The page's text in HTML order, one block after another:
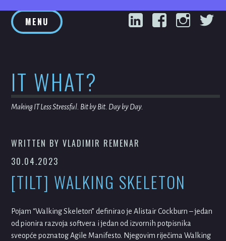
to
content
LinkedInFacebook
MENU
IT WHAT?
Making IT Less Stressful. Bit by Bit. Day by Day.
WRITTEN BYVLADIMIR REMENAR
30.04.2023
[TILT] WALKING SKELETON
Pojam “Walking Skeleton” definirao je Alistair Cockburn – jedan
od pionira razvoja softvera i jedan od izvornih potpisnika
sveopće poznatog Agile Manifesto. Njegovim riječima Walking